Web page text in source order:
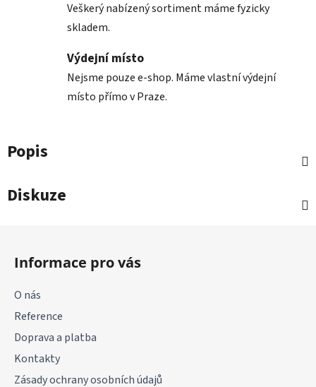
Veškerý nabízený sortiment máme fyzicky
skladem.
Výdejní místo
Nejsme pouze e-shop. Máme vlastní výdejní
místo přímo v Praze.
Popis
Diskuze
Informace pro vás
O nás
Reference
Doprava a platba
Kontakty
Zásady ochrany osobních údajů